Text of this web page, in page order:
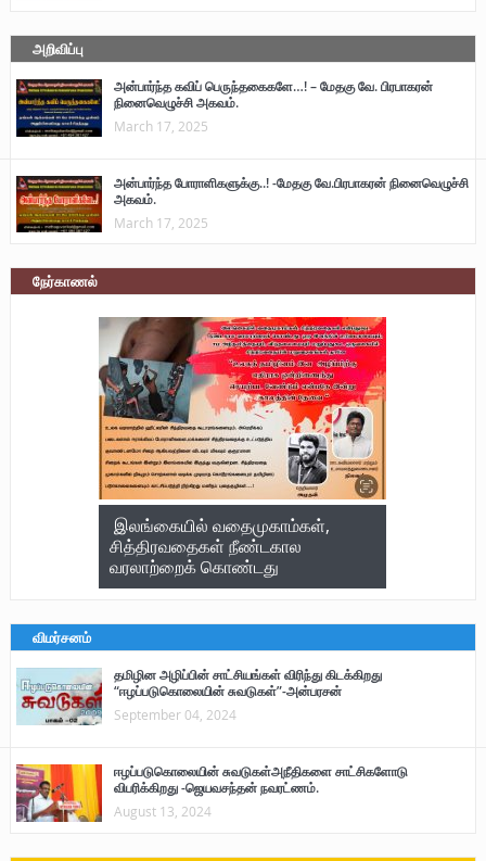
அறிவிப்பு
அன்பார்ந்த கவிப் பெருந்தகைகளே…! – மேதகு வே. பிரபாகரன்
நினைவெழுச்சி அகவம்.
March 17, 2025
அன்பார்ந்த போராளிகளுக்கு..! -மேதகு வே.பிரபாகரன் நினைவெழுச்சி
அகவம்.
March 17, 2025
நேர்காணல்
இலங்கையில் வதைமுகாம்கள்,
சித்திரவதைகள் நீண்டகால
வரலாற்றைக் கொண்டது
விமர்சனம்
தமிழின அழிப்பின் சாட்சியங்கள் விரிந்து கிடக்கிறது
“ஈழப்படுகொலையின் சுவடுகள்”-அன்பரசன்
September 04, 2024
ஈழப்படுகொலையின் சுவடுகள்அநீதிகளை சாட்சிகளோடு
விபரிக்கிறது -ஜெயவசந்தன் நவரட்ணம்.
August 13, 2024